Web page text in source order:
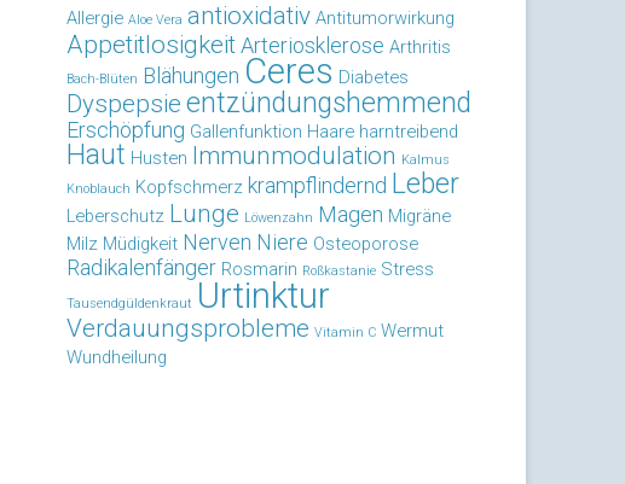
Allergie Aloe Vera antioxidativ Antitumorwirkung
AppetitlosigkeitArteriosklerose Arthritis
Bach-Blüten Blähungen Ceres Diabetes
Dyspepsie entzündungshemmend
Erschöpfung Gallenfunktion Haare harntreibend
Haut Husten Immunmodulation Kalmus
Knoblauch Kopfschmerz krampflindernd Leber
Leberschutz Lunge Löwenzahn Magen Migräne
Milz Müdigkeit Nerven Niere Osteoporose
Radikalenfänger Rosmarin Roßkastanie Stress
Tausendgüldenkraut Urtinktur
Verdauungsprobleme Vitamin C Wermut
Wundheilung